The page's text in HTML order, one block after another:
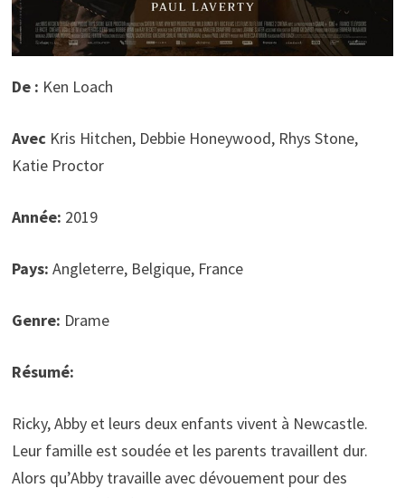
De : Ken Loach
Avec Kris Hitchen, Debbie Honeywood, Rhys Stone,
Katie Proctor
Année: 2019
Pays: Angleterre, Belgique, France
Genre: Drame
Résumé:
Ricky, Abby et leurs deux enfants vivent à Newcastle.
Leur famille est soudée et les parents travaillent dur.
Alors qu’Abby travaille avec dévouement pour des